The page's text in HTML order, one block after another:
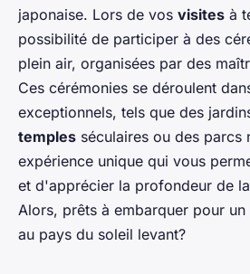
japonaise. Lors de vos visites à
possibilité de participer à des
plein air, organisées par des
Ces cérémonies se déroulent
exceptionnels, tels que des
temples séculaires ou des parcs
expérience unique qui vous
et d'apprécier la profondeur de
Alors, prêts à embarquer pour
au pays du soleil levant?